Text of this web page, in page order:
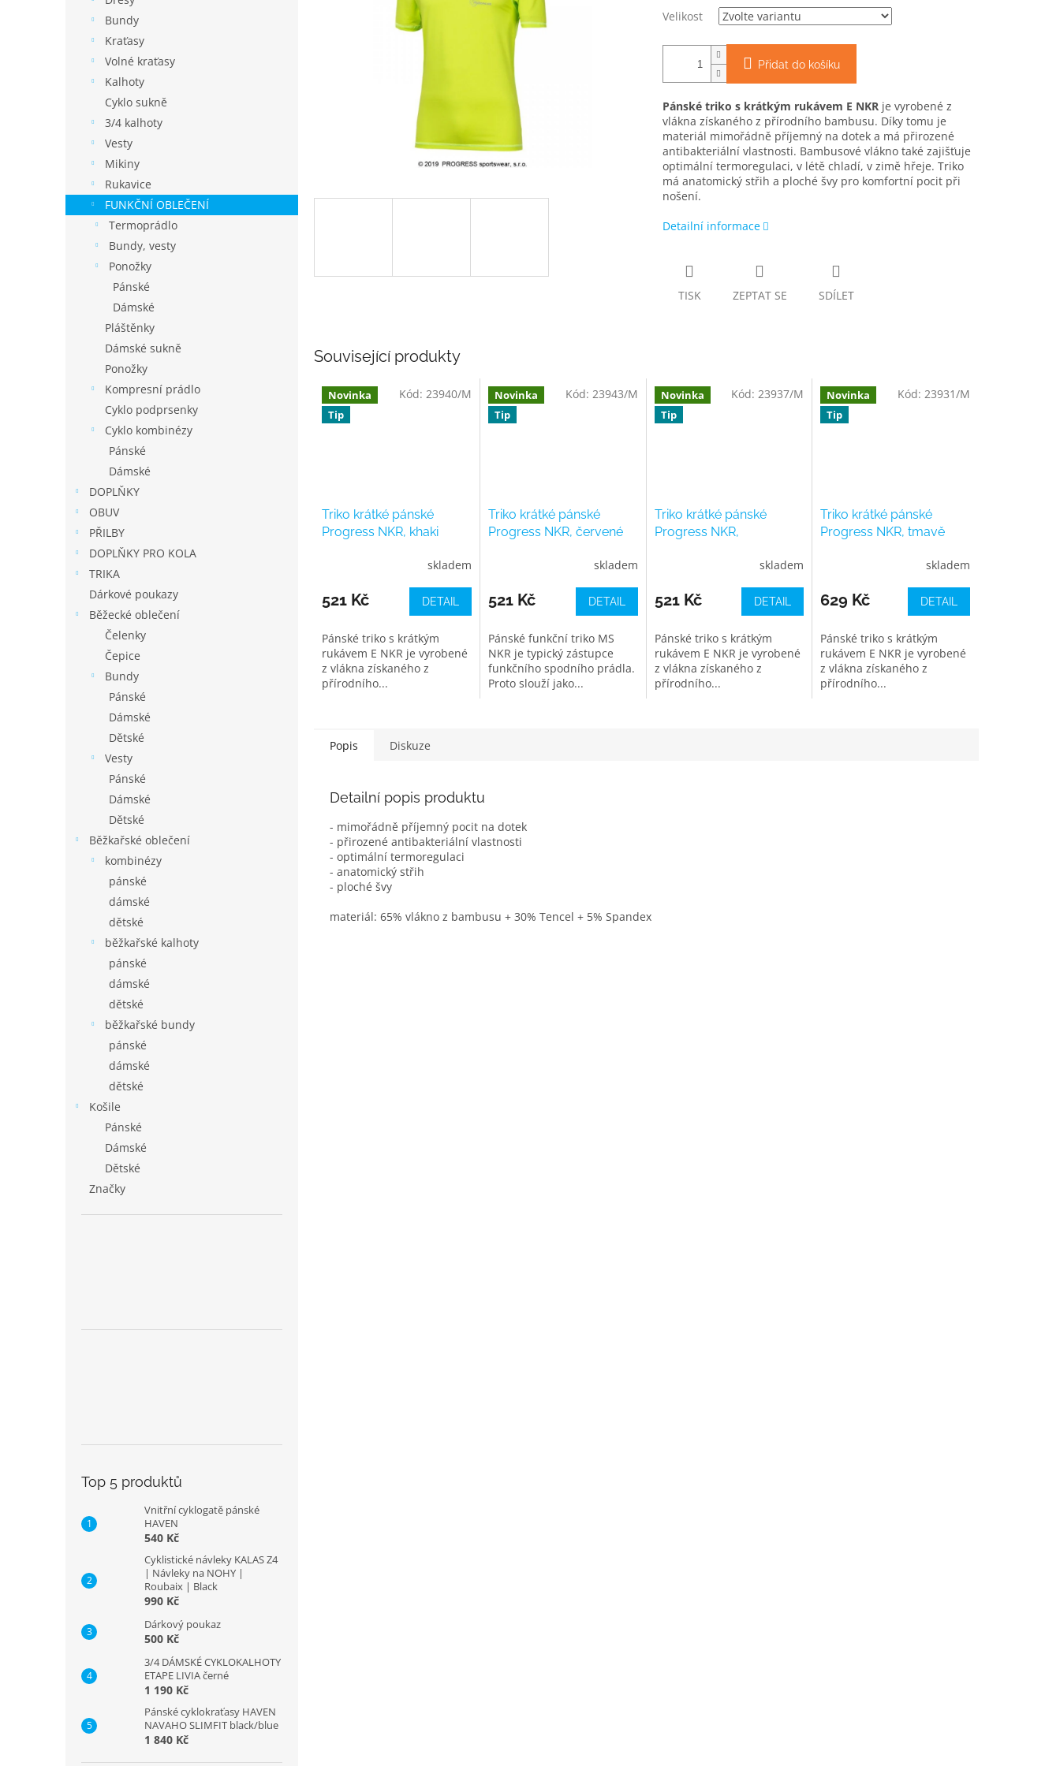
Bundy
Kraťasy
Volné kraťasy
Kalhoty
Cyklo sukně
3/4 kalhoty
Vesty
Mikiny
Rukavice
FUNKČNÍ OBLEČENÍ
Termoprádlo
Bundy, vesty
Ponožky
Pánské
Dámské
Pláštěnky
Dámské sukně
Ponožky
Kompresní prádlo
Cyklo podprsenky
Cyklo kombinézy
Pánské
Dámské
DOPLŇKY
OBUV
PŘILBY
DOPLŇKY PRO KOLA
TRIKA
Dárkové poukazy
Běžecké oblečení
Čelenky
Čepice
Bundy
Pánské
Dámské
Dětské
Vesty
Pánské
Dámské
Dětské
Běžkařské oblečení
kombinézy
pánské
dámské
dětské
běžkařské kalhoty
pánské
dámské
dětské
běžkařské bundy
pánské
dámské
dětské
Košile
Pánské
Dámské
Dětské
Značky
Top 5 produktů
Vnitřní cyklogatě pánské
HAVEN
540 Kč
Cyklistické návleky KALAS Z4
| Návleky na NOHY |
Roubaix | Black
990 Kč
Dárkový poukaz
500 Kč
3/4 DÁMSKÉ CYKLOKALHOTY
ETAPE LIVIA černé
1 190 Kč
Pánské cyklokraťasy HAVEN
NAVAHO SLIMFIT black/blue
1 840 Kč
Velikost
Přidat do košíku
Pánské triko s krátkým rukávem E NKRje vyrobené z
vlákna získaného z přírodního bambusu. Díky tomu je
materiál mimořádně příjemný na dotek a má přirozené
antibakteriální vlastnosti. Bambusové vlákno také zajišťuje
optimální termoregulaci, v létě chladí, v zimě hřeje. Triko
má anatomický střih a ploché švy pro komfortní pocit při
nošení.
Detailní informace
TISK ZEPTAT SE SDÍLET
Související produkty
Novinka
Tip
Triko krátké pánské
Progress NKR, khaki
skladem
521 Kč DETAIL
Pánské triko s krátkým
rukávem E NKR je vyrobené
z vlákna získaného z
přírodního...
Kód: 23940/M
Novinka
Tip
Triko krátké pánské
Progress NKR, červené
skladem
521 Kč DETAIL
Pánské funkční triko MS
NKR je typický zástupce
funkčního spodního prádla.
Proto slouží jako...
Kód: 23943/M
Novinka
Tip
Triko krátké pánské
Progress NKR,
skladem
521 Kč DETAIL
Pánské triko s krátkým
rukávem E NKR je vyrobené
z vlákna získaného z
přírodního...
Kód: 23937/M
Novinka
Tip
Triko krátké pánské
Progress NKR, tmavě
skladem
629 Kč DETAIL
Pánské triko s krátkým
rukávem E NKR je vyrobené
z vlákna získaného z
přírodního...
Kód: 23931/M
Popis Diskuze
Detailní popis produktu
- mimořádně příjemný pocit na dotek
- přirozené antibakteriální vlastnosti
- optimální termoregulaci
- anatomický střih
- ploché švy
materiál: 65% vlákno z bambusu + 30% Tencel + 5% Spandex